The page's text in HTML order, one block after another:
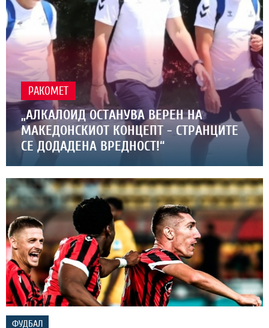
РАКОМЕТ
„АЛКАЛОИД ОСТАНУВА ВЕРЕН НА
МАКЕДОНСКИОТ КОНЦЕПТ - СТРАНЦИТЕ
СЕ ДОДАДЕНА ВРЕДНОСТ!“
ФУДБАЛ